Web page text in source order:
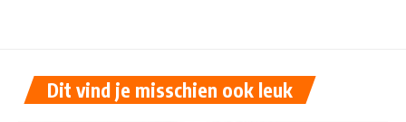
Dit vind je misschien ook leuk